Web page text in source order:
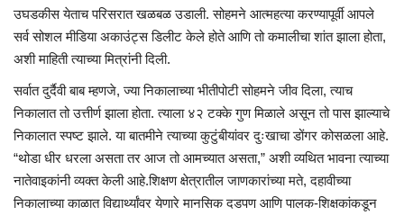
उघडकीस येताच परिसरात खळबळ उडाली. सोहमने आत्महत्या करण्यापूर्वी आपले
सर्व सोशल मीडिया अकाउंट्स डिलीट केले होते आणि तो कमालीचा शांत झाला होता,
अशी माहिती त्याच्या मित्रांनी दिली.
सर्वात दुर्दैवी बाब म्हणजे, ज्या निकालाच्या भीतीपोटी सोहमने जीव दिला, त्याच
निकालात तो उत्तीर्ण झाला होता. त्याला ४२ टक्के गुण मिळाले असून तो पास झाल्याचे
निकालात स्पष्ट झाले. या बातमीने त्याच्या कुटुंबीयांवर दुःखाचा डोंगर कोसळला आहे.
“थोडा धीर धरला असता तर आज तो आमच्यात असता,” अशी व्यथित भावना त्याच्या
नातेवाइकांनी व्यक्त केली आहे.शिक्षण क्षेत्रातील जाणकारांच्या मते, दहावीच्या
निकालाच्या काळात विद्यार्थ्यांवर येणारे मानसिक दडपण आणि पालक-शिक्षकांकडून